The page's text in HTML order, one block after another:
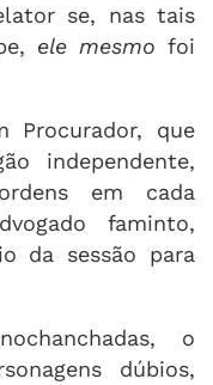
se, nas tais
ele mesmo foi
Procurador, que
independente,
em cada
faminto,
da sessão para
o
dúbios,